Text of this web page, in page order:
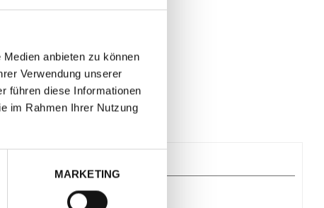
anbieten zu können
Verwendung unserer
führen diese Informationen
im Rahmen Ihrer Nutzung
MARKETING